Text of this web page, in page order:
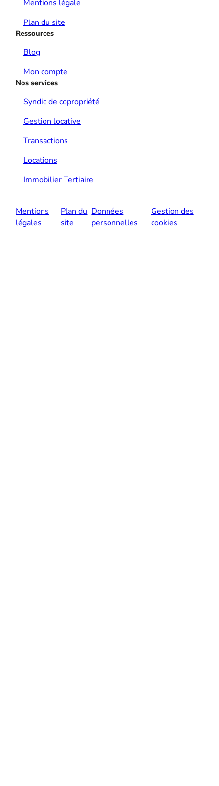
Mentions légale
Plan du site
Ressources
Blog
Mon compte
Nos services
Syndic de copropriété
Gestion locative
Transactions
Locations
Immobilier Tertiaire
Mentions
légales
Plan du
site
Données
personnelles
Gestion des
cookies